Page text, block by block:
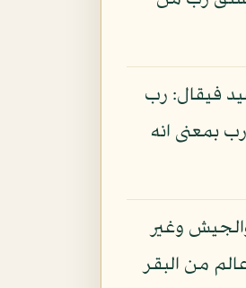
فيقال: رب
بمعنى انه
وغير
من البقر